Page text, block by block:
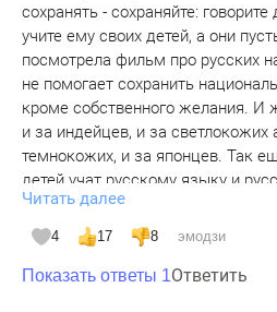
сохранять - сохраняйте:
учите ему своих детей, а они
посмотрела фильм про русских
не помогает сохранить
кроме собственного желания. И
и за индейцев, и за светлокожих
темнокожих, и за японцев. Так
детей учат русскому языку и
почему? Потому что хотят.
английском, но ВСЕ говорят
Если нет культуры родной речи и
убейтесь, ничего не сохранится.
Читать далее
4 17 8 эмодзи
Показать ответы 1Ответить